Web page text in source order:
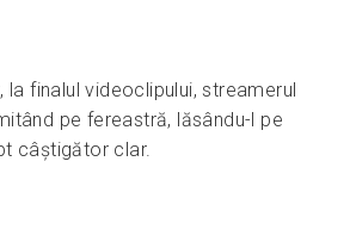
finalul videoclipului, streamerul
pe fereastră, lăsându-l pe
câștigător clar.